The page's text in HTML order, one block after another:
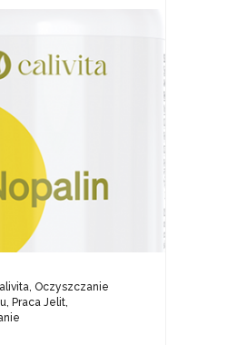
Oczyszczanie
Praca Jelit,